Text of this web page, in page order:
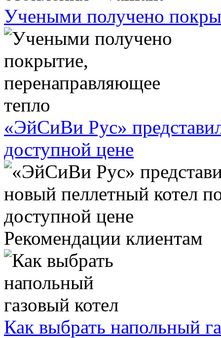
Учеными получено
«ЭйСиВи Рус»
доступной цене
Рекомендации клиентам
Как выбрать напольный